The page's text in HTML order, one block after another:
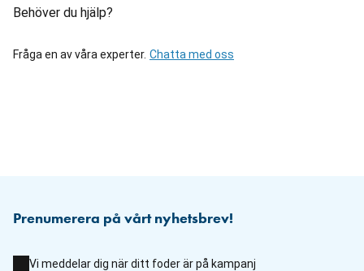
Behöver du hjälp?
Fråga en av våra experter. Chatta med oss
Prenumerera på vårt nyhetsbrev!
Vi meddelar dig när ditt foder är på kampanj